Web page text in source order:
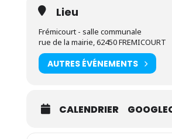
Lieu
Frémicourt - salle communale
rue de la mairie, 62450 FREMICOURT
AUTRES ÉVÉNEMENTS
CALENDRIER